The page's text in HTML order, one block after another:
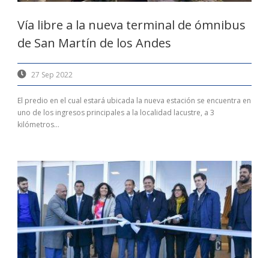
Vía libre a la nueva terminal de ómnibus
de San Martín de los Andes
27 Sep 2022
El predio en el cual estará ubicada la nueva estación se encuentra en
uno de los ingresos principales a la localidad lacustre, a 3
kilómetros...